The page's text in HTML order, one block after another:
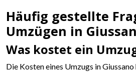
Häufig gestellte
Umzügen in
Was kostet ein
Die Kosten eines Umzugs in Giussano